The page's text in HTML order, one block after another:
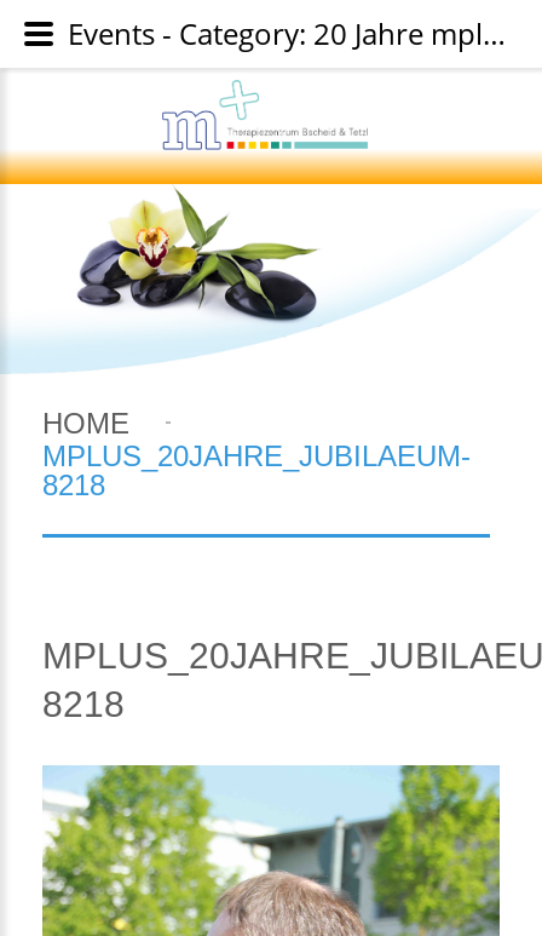
HOME
MPLUS_20JAHRE_JUBILAEUM-
8218
8218
Events - Category: 20 Jahre mplus Jubiläumsfeier - Image: mplus_20jahre_jubilaeum-8218